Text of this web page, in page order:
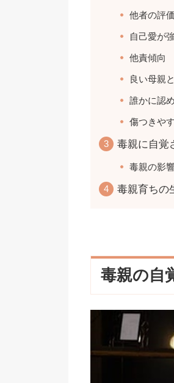
他者の評
自己愛が
他責傾向
良い母親
誰かに認
傷つきや
毒親に自覚
毒親の影
毒親育ちの
毒親の自